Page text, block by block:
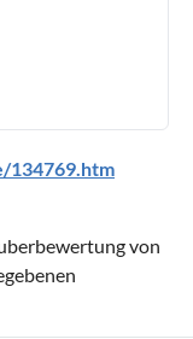
134769.htm
von